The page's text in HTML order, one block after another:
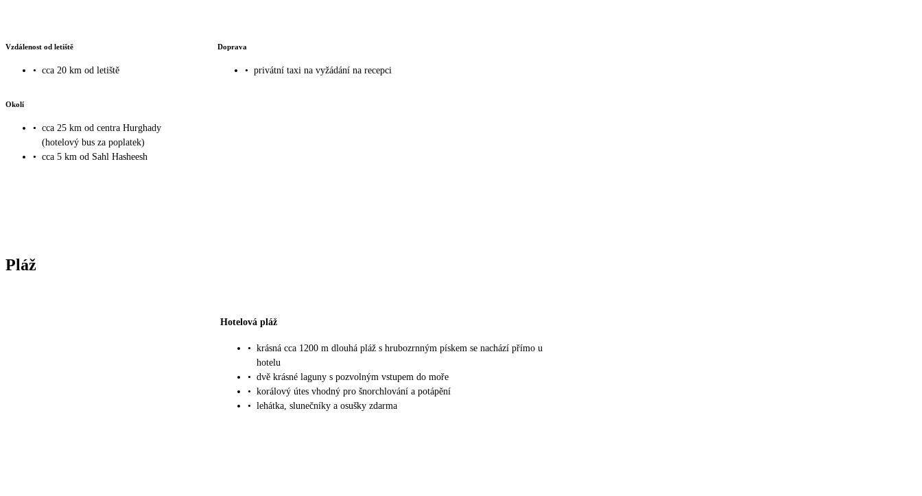
Vzdálenost od letiště
• cca 20 km od letiště
Doprava
• privátní taxi na vyžádání na recepci
Okolí
• cca 25 km od centra Hurghady
(hotelový bus za poplatek)
• cca 5 km od Sahl Hasheesh
Pláž
Hotelová pláž
• krásná cca 1200 m dlouhá pláž s hrubozrnným pískem se nachází přímo u
hotelu
• dvě krásné laguny s pozvolným vstupem do moře
• korálový útes vhodný pro šnorchlování a potápění
• lehátka, slunečníky a osušky zdarma